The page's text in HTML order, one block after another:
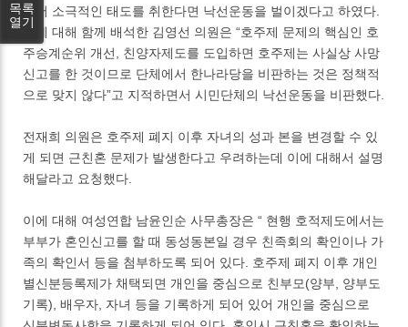
해서 소극적인 태도를 취한다면 낙선운동을 벌이겠다고 하였다.
이에 대해 함께 배석한 김영선 의원은 “호주제 문제의 핵심인 호
주승계순위 개선, 친양자제도를 도입하면 호주제는 사실상 사망
신고를 한 것이므로 단체에서 한나라당을 비판하는 것은 정책적
으로 맞지 않다”고 지적하면서 시민단체의 낙선운동을 비판했다.
전재희 의원은 호주제 폐지 이후 자녀의 성과 본을 변경할 수 있
게 되면 근친혼 문제가 발생한다고 우려하는데 이에 대해서 설명
해달라고 요청했다.
이에 대해 여성연합 남윤인순 사무총장은 “ 현행 호적제도에서는
부부가 혼인신고를 할 때 동성동본일 경우 친족회의 확인이나 가
족의 확인서 등을 첨부하도록 되어 있다. 호주제 폐지 이후 개인
별신분등록제가 채택되면 개인을 중심으로 친부모(양부, 양부도
기록), 배우자, 자녀 등을 기록하게 되어 있어 개인을 중심으로
목록
열기